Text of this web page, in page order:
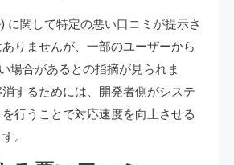
に関して特定の悪い口コミが提示さ
りませんが、一部のユーザーから
場合があるとの指摘が見られま
するためには、開発者側がシステ
行うことで対応速度を向上させる
。